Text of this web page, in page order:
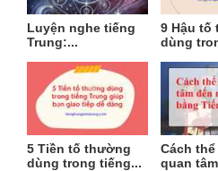
Luyện nghe tiếng
Trung:...
9 Hậu tố
dùng
5 Tiền tố thường
dùng trong tiếng...
Cách
quan